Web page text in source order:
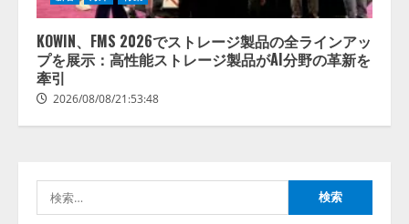
KOWIN、FMS 2026でストレージ製品の全ラインアッ
プを展示：高性能ストレージ製品がAI分野の革新を
牽引
2026/08/08/21:53:48
索:
lmessage、MCP接続機能を強化
し、AIから設定操作できる機能を
拡充
2026/08/07/13:53:50
【2026年企業のAI導入・活用に関
業の68.0％が、自社でのAI導入・
活用は「上手くいっている」と回
答